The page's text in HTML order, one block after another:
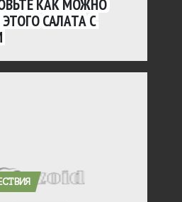
КАК МОЖНО
САЛАТА С